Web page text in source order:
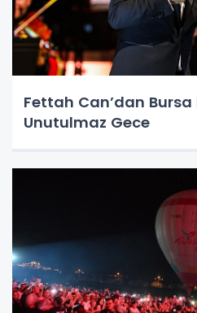
Fettah Can’dan Bursa
Unutulmaz Gece